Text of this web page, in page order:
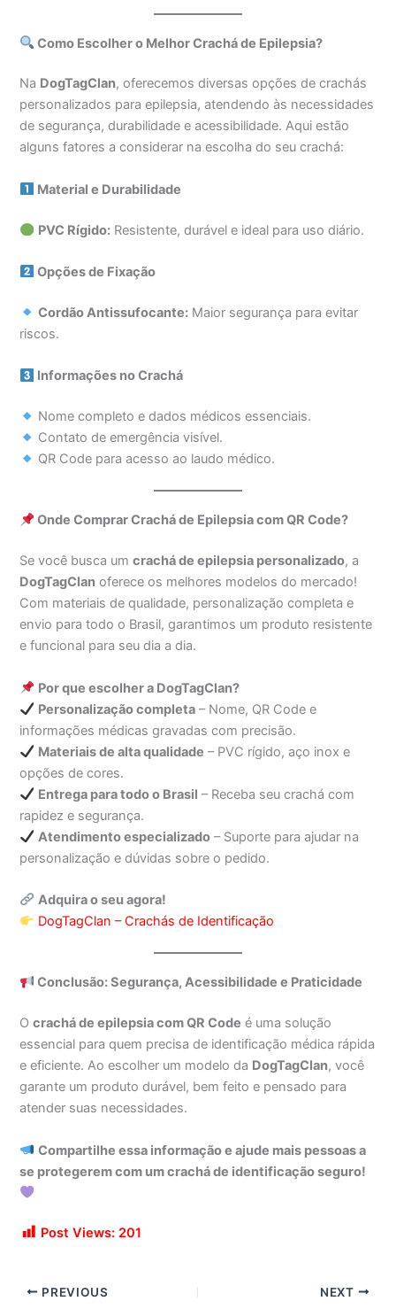
Como Escolher o Melhor Crachá de Epilepsia?
Na DogTagClan, oferecemos diversas opções de crachás
personalizados para epilepsia, atendendo às necessidades
de segurança, durabilidade e acessibilidade. Aqui estão
alguns fatores a considerar na escolha do seu crachá:
Material e Durabilidade
PVC Rígido: Resistente, durável e ideal para uso diário.
Opções de Fixação
Cordão Antissufocante: Maior segurança para evitar
riscos.
Informações no Crachá
Nome completo e dados médicos essenciais.
Contato de emergência visível.
QR Code para acesso ao laudo médico.
Onde Comprar Crachá de Epilepsia com QR Code?
Se você busca umcrachá de epilepsia personalizado, a
DogTagClan oferece os melhores modelos do mercado!
Com materiais de qualidade, personalização completa e
envio para todo o Brasil, garantimos um produto resistente
e funcional para seu dia a dia.
Por que escolher a DogTagClan?
Personalização completa – Nome, QR Code e
informações médicas gravadas com precisão.
Materiais de alta qualidade – PVC rígido, aço inox e
opções de cores.
Entrega para todo o Brasil – Receba seu crachá com
rapidez e segurança.
Atendimento especializado – Suporte para ajudar na
personalização e dúvidas sobre o pedido.
Adquira o seu agora!
DogTagClan – Crachás de Identificação
Conclusão: Segurança, Acessibilidade e Praticidade
Ocrachá de epilepsia com QR Code é uma solução
essencial para quem precisa de identificação médica rápida
e eficiente. Ao escolher um modelo da DogTagClan, você
garante um produto durável, bem feito e pensado para
atender suas necessidades.
Compartilhe essa informação e ajude mais pessoas a
se protegerem com um crachá de identificação seguro!
Post Views: 201
PREVIOUS NEXT